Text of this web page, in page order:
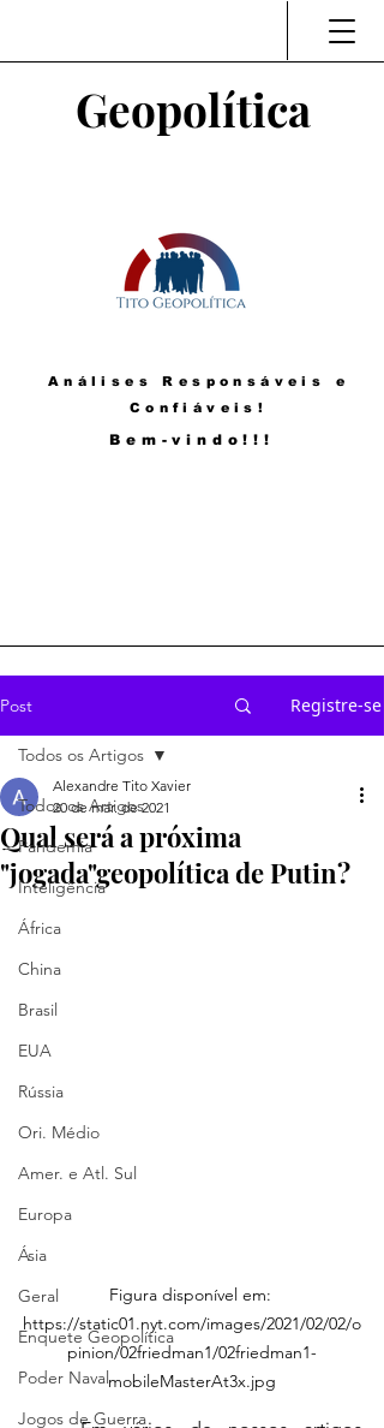
Geopolítica
Análises Responsáveis e
Confiáveis!
Bem-vindo!!!
Post Registre-se
Todos os Artigos
Pandemia
Inteligência
África
China
Brasil
EUA
Rússia
Ori. Médio
Amer. e Atl. Sul
Europa
Ásia
Geral
Enquete Geopolítica
Poder Naval
Jogos de Guerra
Todos os Artigos
Qual será a próxima
"jogada"geopolítica de Putin?
Alexandre Tito Xavier
20 de mar. de 2021
Figura disponível em:
https://static01.nyt.com/images/2021/02/02/o
pinion/02friedman1/02friedman1-
mobileMasterAt3x.jpg